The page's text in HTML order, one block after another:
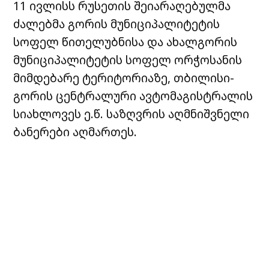
11 ივლისს რუსეთის შეიარაღებულმა
ძალებმა გორის მუნიციპალიტეტის
სოფელ წითელუბნისა და ახალგორის
მუნიციპალიტეტის სოფელ ორჭოსანის
მიმდებარე ტერიტორიაზე, თბილისი-
გორის ცენტრალური ავტომაგისტრალის
სიახლოვეს ე.წ. საზღვრის აღმნიშვნელი
ბანერები აღმართეს.